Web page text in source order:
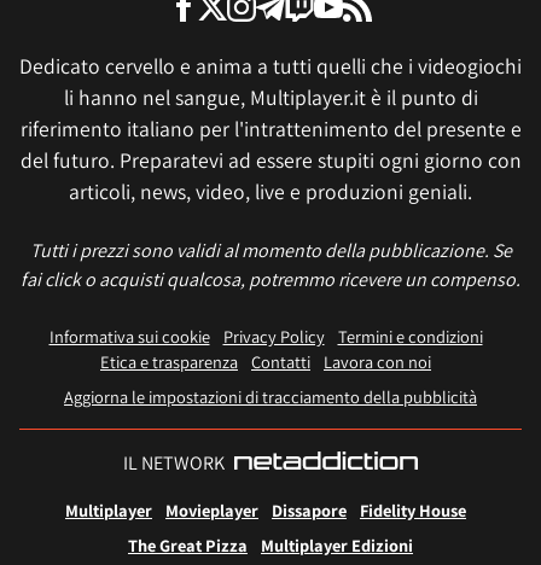
Dedicato cervello e anima a tutti quelli che i videogiochi
li hanno nel sangue, Multiplayer.it è il punto di
riferimento italiano per l'intrattenimento del presente e
del futuro. Preparatevi ad essere stupiti ogni giorno con
articoli, news, video, live e produzioni geniali.
Tutti i prezzi sono validi al momento della pubblicazione. Se
fai click o acquisti qualcosa, potremmo ricevere un compenso.
Informativa sui cookie Privacy Policy
Termini e condizioni
Etica e trasparenza Contatti
Lavora con noi
Aggiorna le impostazioni di tracciamento della pubblicità
IL NETWORK
Multiplayer Movieplayer Dissapore
Fidelity House
The Great Pizza
Multiplayer Edizioni